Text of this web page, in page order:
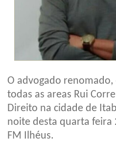
O advogado
todas as areas Rui
Direito na cidade de
noite desta quarta feira
FM Ilhéus.